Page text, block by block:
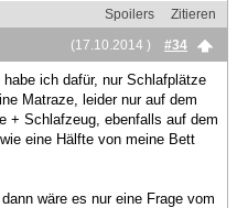
Spoilers
Zitieren
(17.10.2014 )
#34
ich dafür, nur Schlafplätze
Matraze, leider nur auf dem
+ Schlafzeug, ebenfalls auf dem
eine Hälfte von meine Bett
wäre es nur eine Frage vom